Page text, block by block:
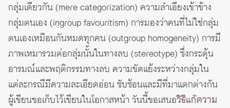
กลุ่มเดียวกัน (mere categorization) ความลำเอียงเข้าข้าง
กลุ่มตนเอง (ingroup favouritism) การมองว่าคนที่ไม่ใช่กลุ่ม
ตนเองเหมือนกันหมดทุกคน (outgroup homogeneity) การมี
ภาพเหมารวมต่อกลุ่มนั้นในทางลบ (stereotype) ซึ่งกระตุ้น
อารมณ์และพฤติกรรมทางลบ ความขัดแย้งระหว่างกลุ่มใน
แต่ละกรณีมีความละเอียดอ่อน ซับซ้อนและมีที่มาแตกต่างกัน
ผู้เขียนขอเก็บไว้เขียนในโอกาสหน้า วันนี้ขอเสนอวิธีแก้ความ